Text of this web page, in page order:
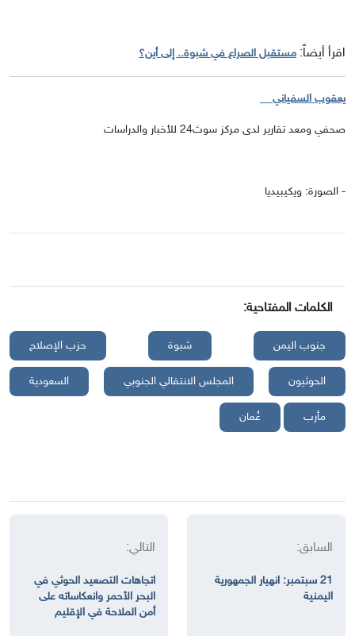
اقرأ أيضاً: مستقبل الصراع في شبوة.. إلى أين؟
يعقوب السفياني
صحفي ومعد تقارير لدى مركز سوث24 للأخبار والدراسات
- الصورة: ويكيبيديا
الكلمات المفتاحية:
جنوب اليمن شبوة حزب الإصلاح
الحوثيون المجلس الانتقالي الجنوبي السعودية
مأرب عُمان
السابق:
21 سبتمبر: انهيار الجمهورية
اليمنية
التالي:
اتجاهات التصعيد الحوثي في
البحر الأحمر وانعكاساته على
أمن الملاحة في الإقليم